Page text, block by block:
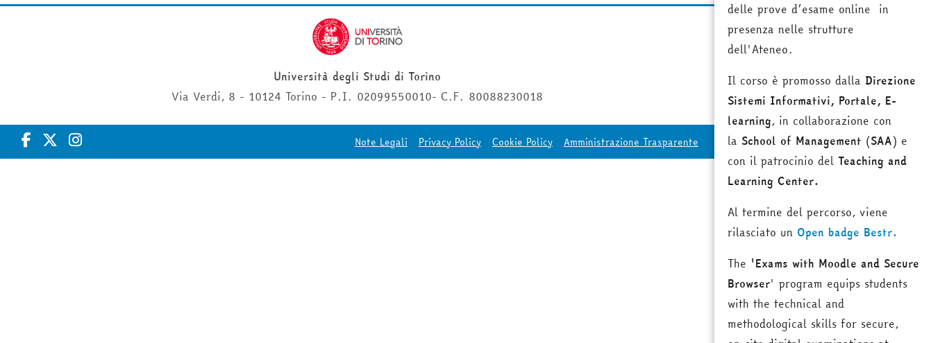
delle prove d’esame online in
presenza nelle strutture
dell'Ateneo.
Il corso è promosso dalla Direzione
Sistemi Informativi, Portale, E-
learning, in collaborazione con
la School of Management (SAA) e
con il patrocinio del Teaching and
Learning Center.
Al termine del percorso, viene
rilasciato un Open badge Bestr.
The 'Exams with Moodle and Secure
Browser' program equips students
with the technical and
methodological skills for secure,
Università degli Studi di Torino
Via Verdi, 8 - 10124 Torino - P.I. 02099550010- C.F. 80088230018
Note Legali Privacy Policy Cookie Policy Amministrazione Trasparente